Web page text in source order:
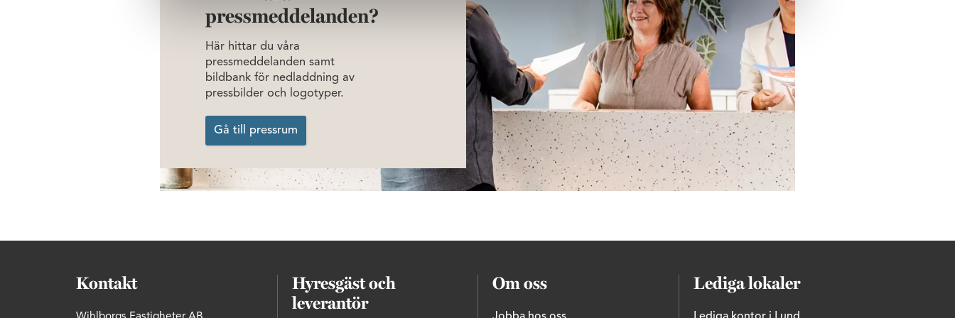
pressmeddelanden?
Här hittar du våra
pressmeddelanden samt
bildbank för nedladdning av
pressbilder och logotyper.
Gå till pressrum
Kontakt
Hyresgäst och
leverantör
Om oss Lediga lokaler